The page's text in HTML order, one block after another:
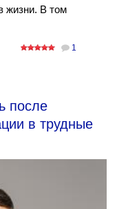
жизни. В том
1
после
в трудные